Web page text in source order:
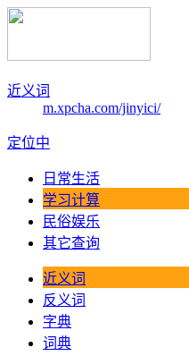
近义词
m.xpcha.com/jinyici/
定位中
日常生活
学习计算
民俗娱乐
其它查询
近义词
反义词
字典
词典